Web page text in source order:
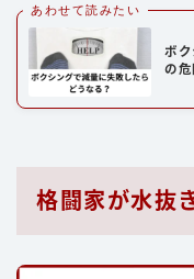
あわせて読みたい
ボ
の危
格闘家が水抜